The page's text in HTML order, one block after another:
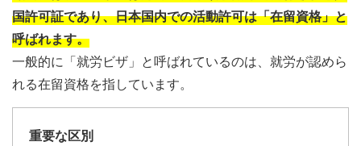
国許可証であり、日本国内での活動許可は「在留資格」と
呼ばれます。
一般的に「就労ビザ」と呼ばれているのは、就労が認めら
れる在留資格を指しています。
重要な区別